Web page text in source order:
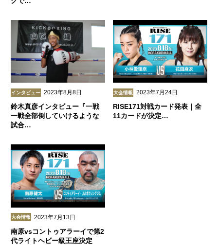
インタビュー 2023年8月8日
鈴木真彦インタビュー『一戦
一戦全部倒していけるような
試合…
大会情報 2023年7月24日
RISE171対戦カード発表｜全
11カードが決定…
大会情報 2023年7月13日
南原vsコントゥアラーイで第2
代ライトヘビー級王座決定